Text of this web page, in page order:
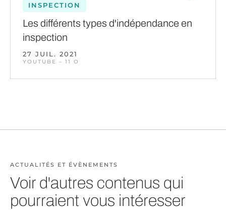
INSPECTION
Les différents types d'indépendance en
inspection
27 JUIL. 2021
YOUTUBE – 11 O
ACTUALITÉS ET ÉVÈNEMENTS
Voir d'autres contenus qui
pourraient vous intéresser